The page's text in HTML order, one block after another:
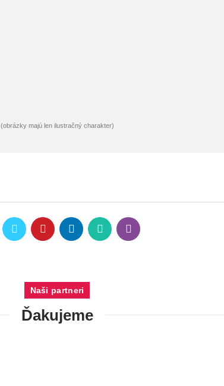
(obrázky majú len ilustračný charakter)
Naši partneri
Ďakujeme